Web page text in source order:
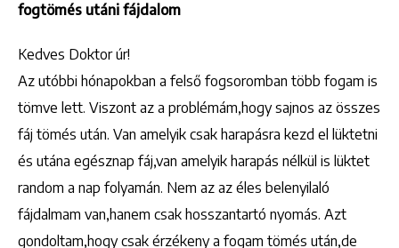
fogtömés utáni fájdalom
Kedves Doktor úr!
Az utóbbi hónapokban a felső fogsoromban több fogam is
tömve lett. Viszont az a problémám,hogy sajnos az összes
fáj tömés után. Van amelyik csak harapásra kezd el lüktetni
és utána egésznap fáj,van amelyik harapás nélkül is lüktet
random a nap folyamán. Nem az az éles belenyilaló
fájdalmam van,hanem csak hosszantartó nyomás. Azt
gondoltam,hogy csak érzékeny a fogam tömés után,de